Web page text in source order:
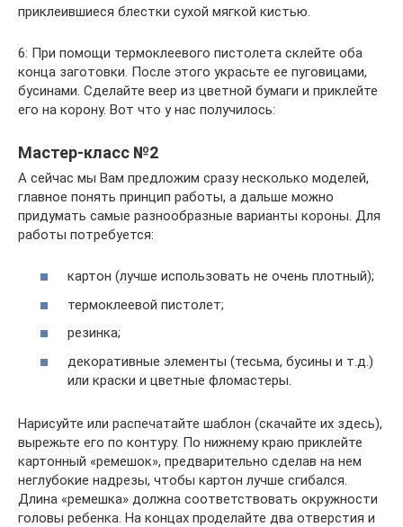
приклеившиеся блестки сухой мягкой кистью.
6: При помощи термоклеевого пистолета склейте оба
конца заготовки. После этого украсьте ее пуговицами,
бусинами. Сделайте веер из цветной бумаги и приклейте
его на корону. Вот что у нас получилось:
Мастер-класс №2
А сейчас мы Вам предложим сразу несколько моделей,
главное понять принцип работы, а дальше можно
придумать самые разнообразные варианты короны. Для
работы потребуется:
картон (лучше использовать не очень плотный);
термоклеевой пистолет;
резинка;
декоративные элементы (тесьма, бусины и т.д.)
или краски и цветные фломастеры.
Нарисуйте или распечатайте шаблон (скачайте их здесь),
вырежьте его по контуру. По нижнему краю приклейте
картонный «ремешок», предварительно сделав на нем
неглубокие надрезы, чтобы картон лучше сгибался.
Длина «ремешка» должна соответствовать окружности
головы ребенка. На концах проделайте два отверстия и